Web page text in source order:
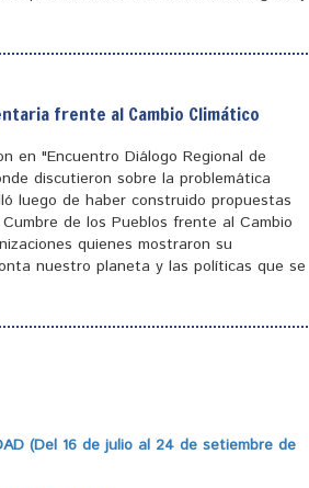
frente al Cambio Climático
en "Encuentro Diálogo Regional de
discutieron sobre la problemática
luego de haber construido propuestas
de los Pueblos frente al Cambio
quienes mostraron su
nuestro planeta y las políticas que se
(Del 16 de julio al 24 de setiembre de